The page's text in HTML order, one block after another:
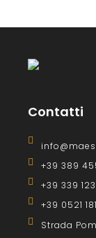
Contatti
+39 389
+39 339
+39 0521
Strada